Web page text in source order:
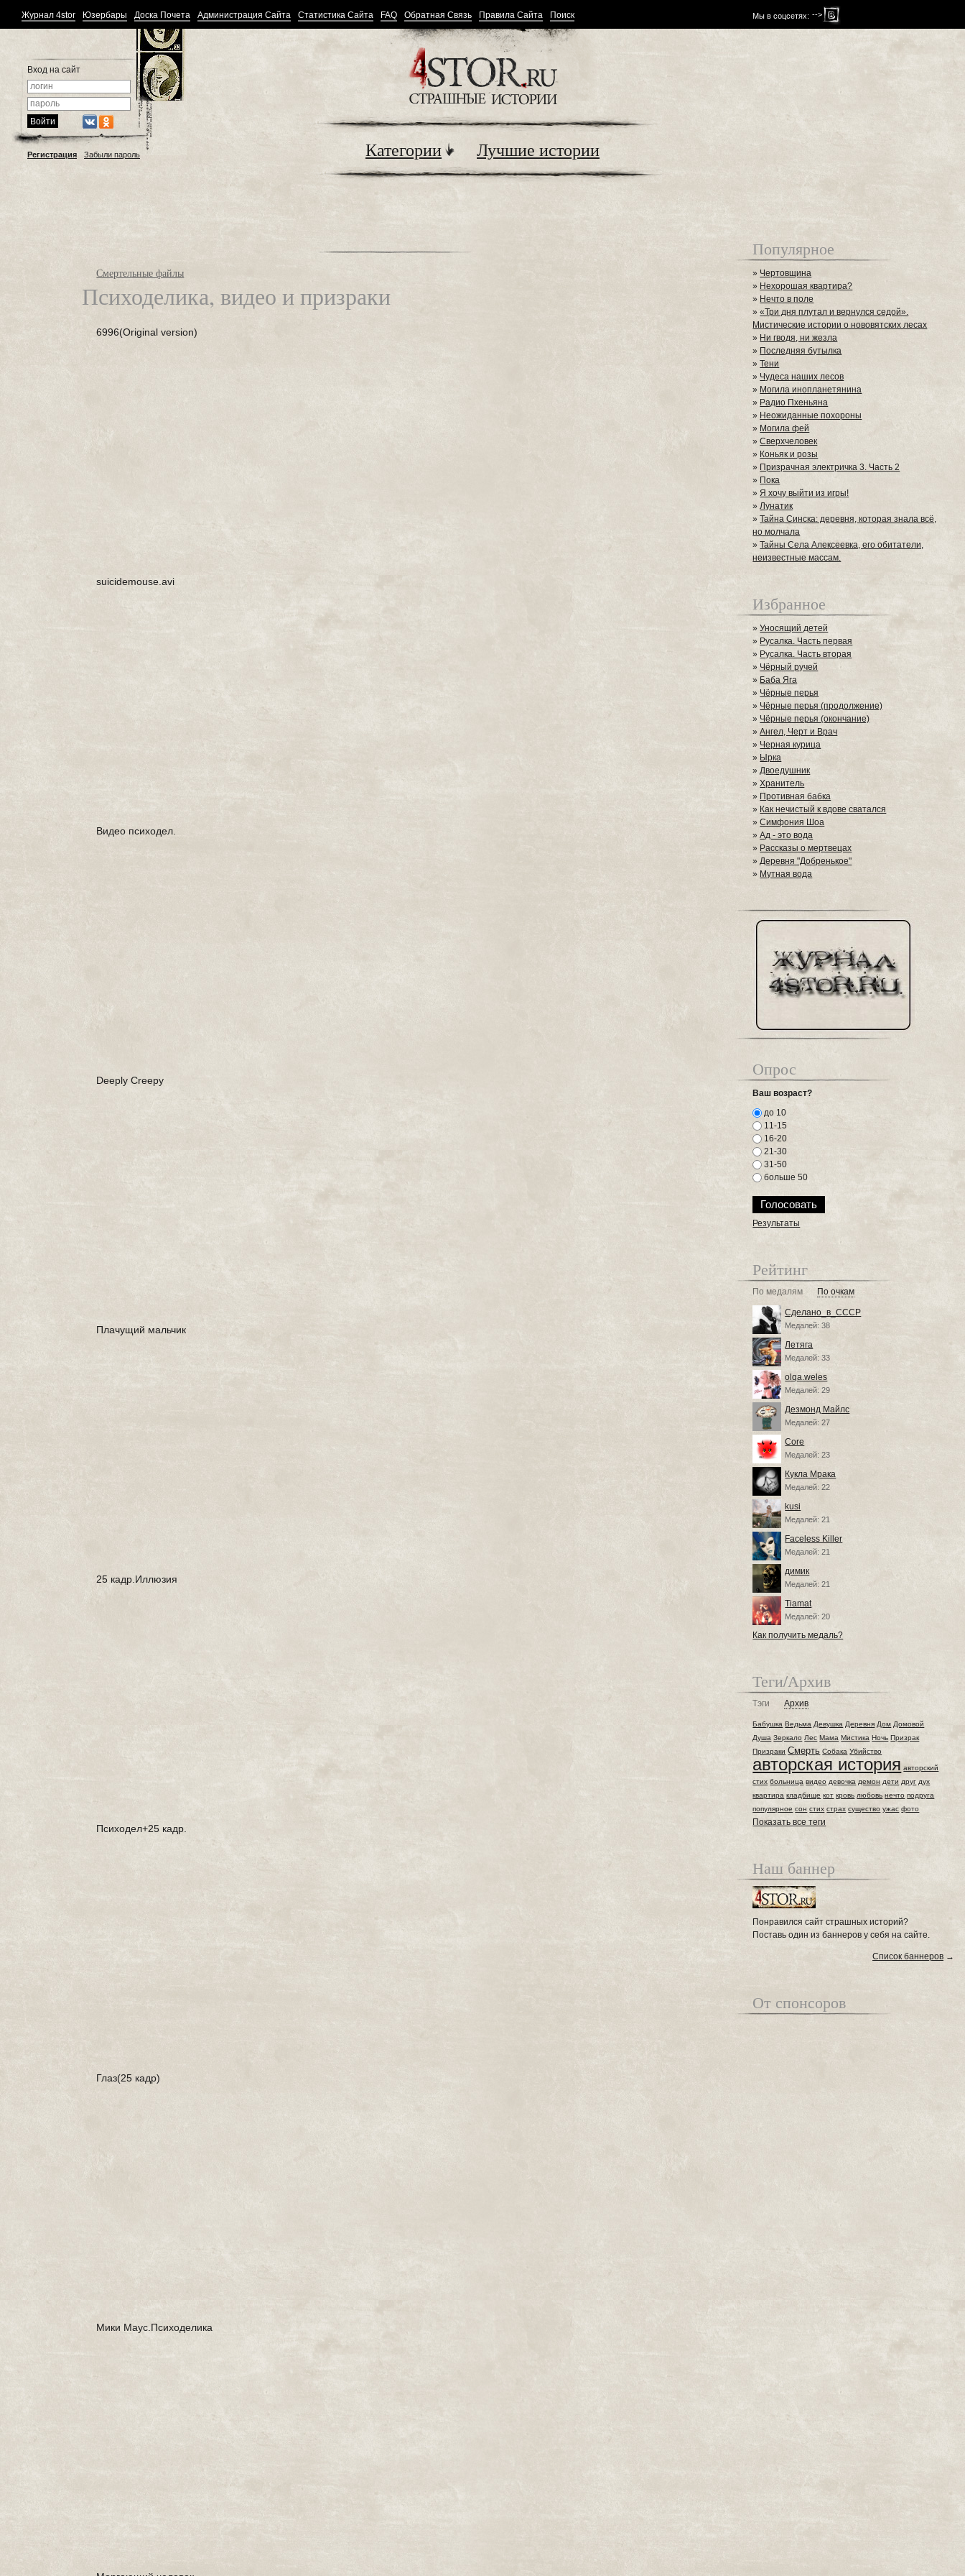
Мы в соцсетях: -->
Журнал 4stor Юзербары Доска Почета Администрация Сайта Статистика Сайта FAQ Обратная Связь Правила Сайта Поиск
Вход на сайт
Регистрация Забыли пароль Категории Лучшие истории
Смертельные файлы
Психоделика, видео и призраки
6996(Original version)
suicidemouse.avi
Видео психодел.
Deeply Creepy
Плачущий мальчик
25 кадр.Иллюзия
Психодел+25 кадр.
Глаз(25 кадр)
Мики Маус.Психоделика
Популярное
» Чертовщина
» Нехорошая квартира?
» Нечто в поле
»«Три дня плутал и вернулся седой».
Мистические истории о нововятских лесах
» Ни гводя, ни жезла
» Последняя бутылка
»Тени
» Чудеса наших лесов
» Могила инопланетянина
» Радио Пхеньяна
» Неожиданные похороны
» Могила фей
»Сверхчеловек
» Коньяк и розы
» Призрачная электричка 3. Часть 2
» Пока
»Я хочу выйти из игры!
»Лунатик
»Тайна Синска: деревня, которая знала всё,
но молчала
»Тайны Села Алексеевка, его обитатели,
неизвестные массам.
Избранное
»Уносящий детей
» Русалка. Часть первая
» Русалка. Часть вторая
» Чёрный ручей
» Баба Яга
»Чёрные перья
» Чёрные перья (продолжение)
» Чёрные перья (окончание)
»Ангел, Черт и Врач
» Черная курица
» Ырка
»Двоедушник
»Хранитель
» Противная бабка
» Как нечистый к вдове сватался
»Симфония Шоа
»Ад - это вода
» Рассказы о мертвецах
»Деревня "Добренькое"
» Мутная вода
Опрос
Ваш возраст?
до 10
11-15
16-20
21-30
31-50
больше 50
Результаты
Рейтинг
По медалям По очкам
Сделано_в_СССР
Медалей: 38
Летяга
Медалей: 33
olqa.weles
Медалей: 29
Дезмонд Майлс
Медалей: 27
Core
Медалей: 23
Кукла Мрака
Медалей: 22
kusi
Медалей: 21
Faceless Killer
Медалей: 21
димик
Медалей: 21
Tiamat
Медалей: 20
Как получить медаль?
Теги/Архив
Тэги Архив
Бабушка Ведьма Девушка Деревня Дом Домовой
Душа Зеркало Лес Мама Мистика Ночь Призрак
Призраки Смерть Собака Убийство
авторская история авторский
стих больница видео девочка демон дети друг дух
квартира кладбище кот кровь любовь нечто подруга
популярное сон стих страх существо ужас фото
Показать все теги
Наш баннер
Понравился сайт страшных историй?
Поставь один из баннеров у себя на сайте.
Список баннеров →
От спонсоров